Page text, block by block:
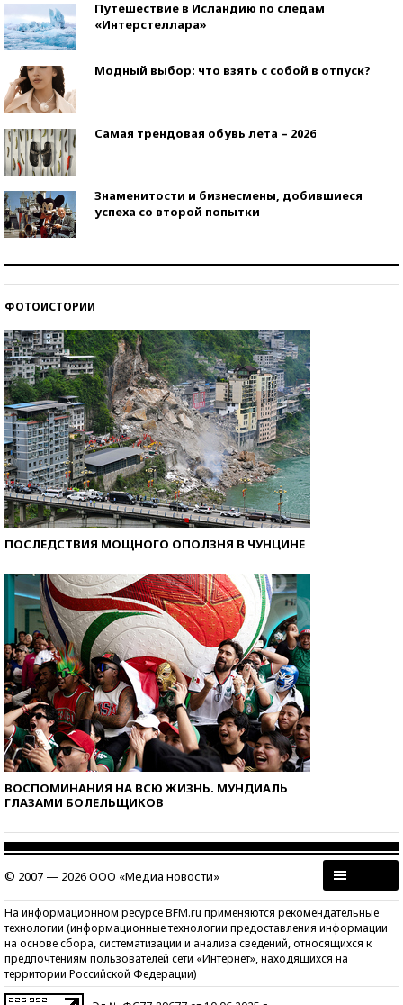
Путешествие в Исландию по следам
«Интерстеллара»
Модный выбор: что взять с собой в отпуск?
Самая трендовая обувь лета – 2026
Знаменитости и бизнесмены, добившиеся
успеха со второй попытки
ФОТОИСТОРИИ
ПОСЛЕДСТВИЯ МОЩНОГО ОПОЛЗНЯ В ЧУНЦИНЕ
ВОСПОМИНАНИЯ НА ВСЮ ЖИЗНЬ. МУНДИАЛЬ
ГЛАЗАМИ БОЛЕЛЬЩИКОВ
© 2007 — 2026 ООО «Медиа новости»
На информационном ресурсе BFM.ru применяются рекомендательные
технологии (информационные технологии предоставления информации
на основе сбора, систематизации и анализа сведений, относящихся к
предпочтениям пользователей сети «Интернет», находящихся на
территории Российской Федерации)